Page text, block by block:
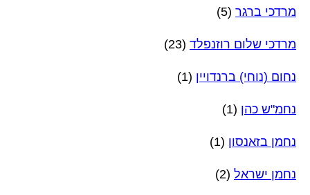
מרדכי ברגר (5)
מרדכי שלום רוזנפלד (23)
נחום (נוחי) ברנדויין (1)
נחמ"ש כהן (1)
נחמן בזאנסון (1)
נחמן ישראל (2)